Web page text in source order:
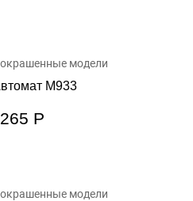
модели
M933
Р
модели